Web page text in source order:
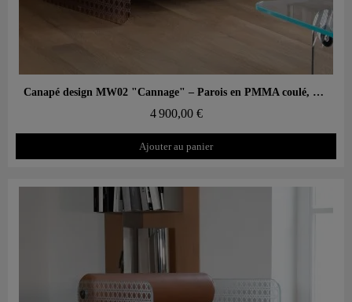
Aperçu rapide Canapé design MW02 "Cannage" – Parois en PMMA coulé, assise en mousse
4 900,00 €
Ajouter au panier